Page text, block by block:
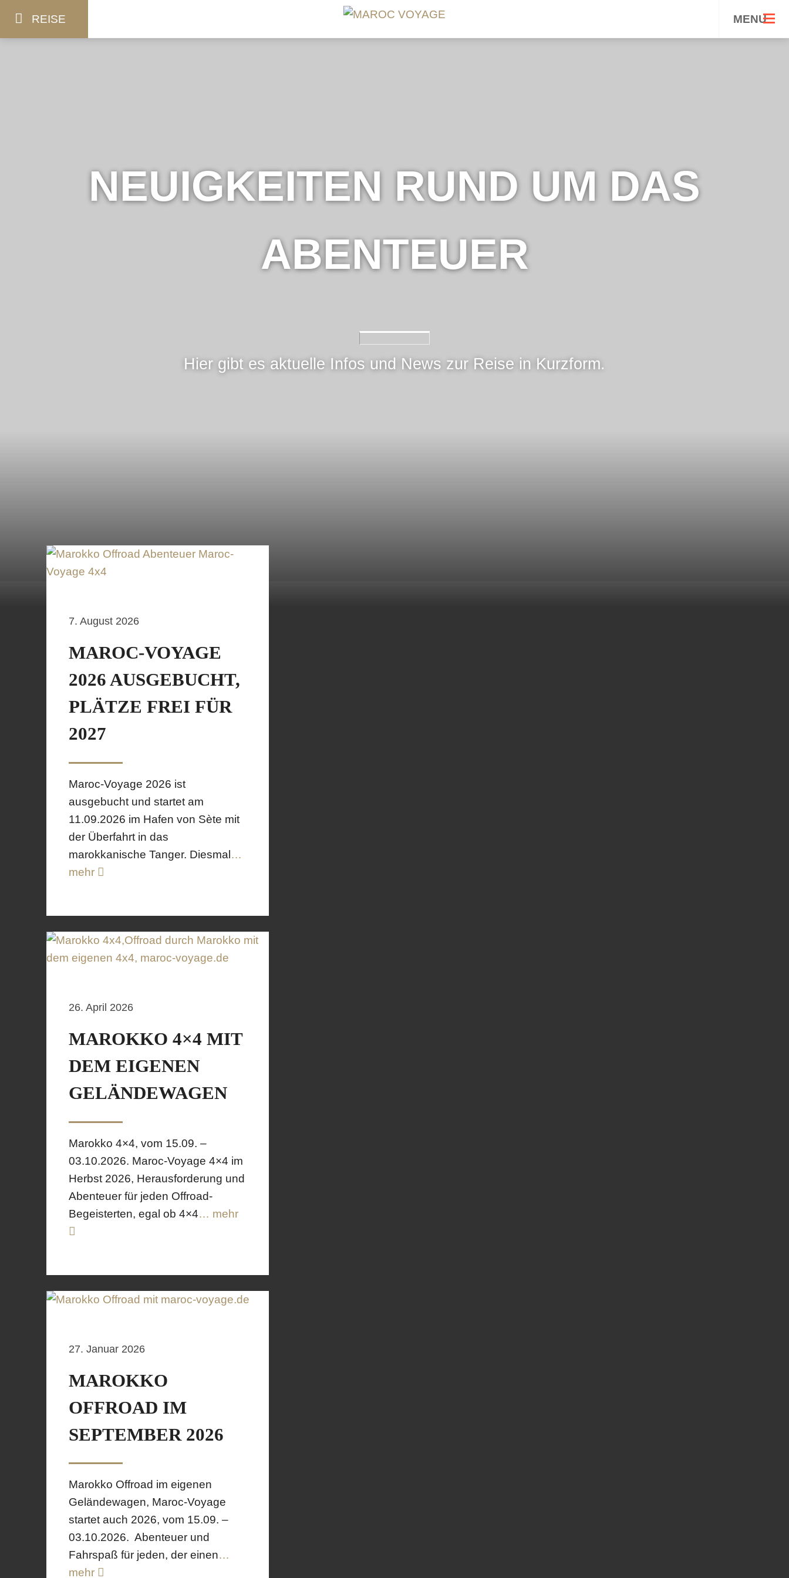
REISE MENU
NEUIGKEITEN RUND UM DAS
ABENTEUER
Hier gibt es aktuelle Infos und News zur Reise in Kurzform.
7. August 2026
MAROC-VOYAGE
2026 AUSGEBUCHT,
PLÄTZE FREI FÜR
2027
Maroc-Voyage 2026 ist
ausgebucht und startet am
11.09.2026 im Hafen von Sète mit
der Überfahrt in das
marokkanische Tanger. Diesmal …
mehr
26. April 2026
MAROKKO 4×4 MIT
DEM EIGENEN
GELÄNDEWAGEN
Marokko 4×4, vom 15.09. –
03.10.2026. Maroc-Voyage 4×4 im
Herbst 2026, Herausforderung und
Abenteuer für jeden Offroad-
Begeisterten, egal ob 4×4… mehr
27. Januar 2026
MAROKKO
OFFROAD IM
SEPTEMBER 2026
Marokko Offroad im eigenen
Geländewagen, Maroc-Voyage
startet auch 2026, vom 15.09. –
03.10.2026. Abenteuer und
Fahrspaß für jeden, der einen…
mehr